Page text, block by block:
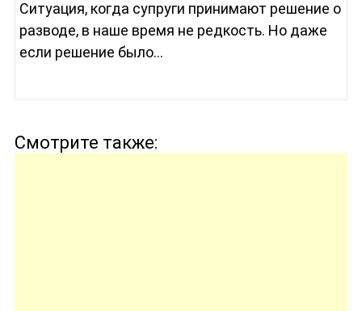
Ситуация, когда супруги принимают решение о
разводе, в наше время не редкость. Но даже
если решение было...
Смотрите также: